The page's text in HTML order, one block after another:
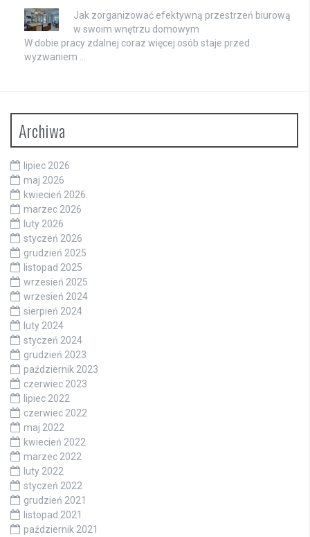
Jak zorganizować efektywną przestrzeń biurową
w swoim wnętrzu domowym
W dobie pracy zdalnej coraz więcej osób staje przed
wyzwaniem …
Archiwa
lipiec 2026
maj 2026
kwiecień 2026
marzec 2026
luty 2026
styczeń 2026
grudzień 2025
listopad 2025
wrzesień 2025
wrzesień 2024
sierpień 2024
luty 2024
styczeń 2024
grudzień 2023
październik 2023
czerwiec 2023
lipiec 2022
czerwiec 2022
maj 2022
kwiecień 2022
marzec 2022
luty 2022
styczeń 2022
grudzień 2021
listopad 2021
październik 2021